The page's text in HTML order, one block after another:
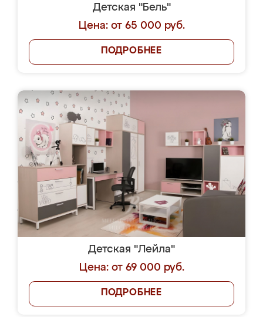
Детская "Бель"
Цена: от 65 000 руб.
ПОДРОБНЕЕ
Детская "Лейла"
Цена: от 69 000 руб.
ПОДРОБНЕЕ